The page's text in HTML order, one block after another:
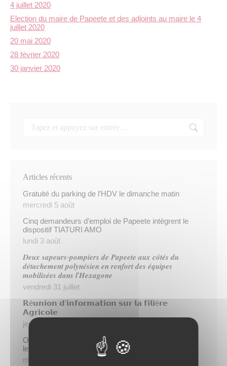
4 juillet 2020
Election du maire de Papeete et des adjoints au maire le 4
juillet 2020
20 mai 2020
28 février 2020
30 janvier 2020
Articles récents
Gratuité du parking de l’HDV le dimanche matin
mercredi 5 août
Cinq demandeurs d’emploi de Papeete intègrent le
dispositif TIATURI AMO
lundi 3 août
𝑫𝒆𝒖𝒙 𝒔𝒂𝒑𝒆𝒖𝒓𝒔-𝒑𝒐𝒎𝒑𝒊𝒆𝒓𝒔 𝒅𝒆 𝑷𝒂𝒑𝒆𝒆𝒕𝒆 𝒂𝒖𝒙 𝒄𝒐̂𝒕𝒆́𝒔 𝒅𝒖
𝒅𝒆́𝒕𝒂𝒄𝒉𝒆𝒎𝒆𝒏𝒕 𝒑𝒐𝒍𝒚𝒏𝒆́𝒔𝒊𝒆𝒏 𝒆𝒏 𝒓𝒆𝒏𝒇𝒐𝒓𝒕 𝒅𝒆𝒔 𝒆́𝒒𝒖𝒊𝒑𝒆𝒔
𝒎𝒐𝒃𝒊𝒍𝒊𝒔𝒆́𝒆𝒔 𝒅𝒂𝒏𝒔 𝒍’𝑯𝒆𝒙𝒂𝒈𝒐𝒏𝒆
vendredi 31 juillet
𝗥é𝘂𝗻𝗶𝗼𝗻 𝗱’𝗶𝗻𝗳𝗼𝗿𝗺𝗮𝘁𝗶𝗼𝗻 𝘀𝘂𝗿 𝗹𝗮 𝗳𝗶𝗹𝗶è𝗿𝗲
𝗔𝗴𝗿𝗶𝗰𝗼𝗹𝗲
jeudi 30 juillet
Opération « Taofe Metua » : une matinée placée sous
le signe du bien-être au féminin
mercredi 29 juillet